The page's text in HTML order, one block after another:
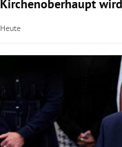
Kirchenoberhaupt
Heute